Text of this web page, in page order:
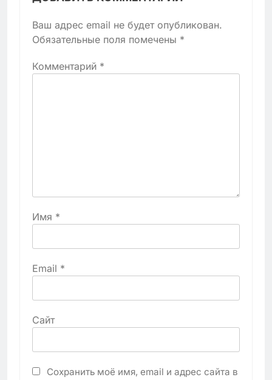
Ваш адрес email не будет опубликован.
Обязательные поля помечены *
Комментарий *
Имя *
Email *
Сайт
Сохранить моё имя, email и адрес сайта в